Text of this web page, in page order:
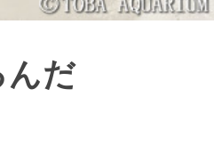
んだ